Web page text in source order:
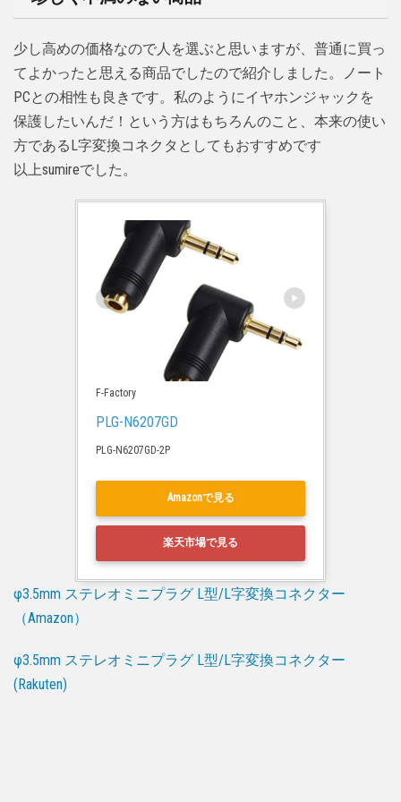
少し高めの価格なので人を選ぶと思いますが、普通に買っ
てよかったと思える商品でしたので紹介しました。ノート
PCとの相性も良きです。私のようにイヤホンジャックを
保護したいんだ！という方はもちろんのこと、本来の使い
方であるL字変換コネクタとしてもおすすめです
以上sumireでした。
F-Factory
PLG-N6207GD
PLG-N6207GD-2P
Amazonで見る
楽天市場で見る
φ3.5mm ステレオミニプラグ L型/L字変換コネクター
（Amazon）
φ3.5mm ステレオミニプラグ L型/L字変換コネクター
(Rakuten)